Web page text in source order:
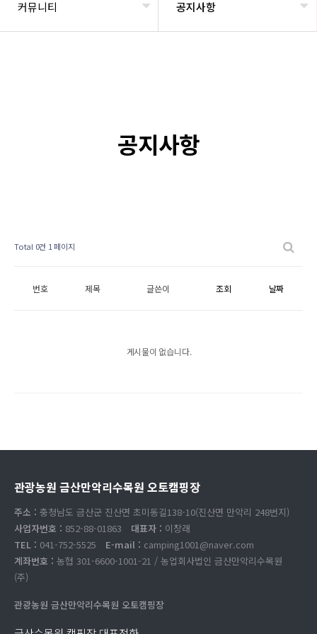
커뮤니티 공지사항
공지사항
Total 0건 1 페이지
번호 제목 글쓴이 조회 날짜
게시물이 없습니다.
관광농원 금산만악리수목원 오토캠핑장
주소 : 충청남도 금산군 진산면 초미동길138-10(진산면 만악리 248번지)
사업자번호 : 852-88-01863 대표자 : 이창래
TEL : 041-752-5525 E-mail : camping1001@naver.com
계좌번호 : 농협 301-6600-1001-21 / 농업회사법인 금산만악리수목원
(주)
관광농원 금산만악리수목원 오토캠핑장